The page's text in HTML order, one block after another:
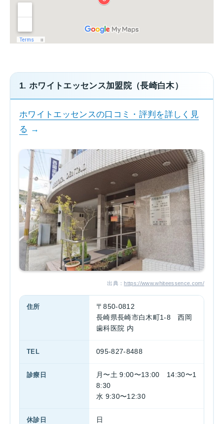
1. ホワイトエッセンス加盟院（長崎白木）
ホワイトエッセンスの口コミ・評判を詳しく見
る
出典：https://www.whiteessence.com/
住所
〒850-0812
長崎県長崎市白木町1-8 西岡
歯科医院 内
TEL 095-827-8488
診療日
月〜土 9:00〜13:00 14:30〜1
8:30
水 9:30〜12:30
休診日 日